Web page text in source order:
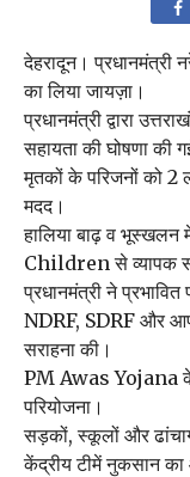
देहरादून। प्रधानमंत्री
का लिया जायज़ा।
प्रधानमंत्री द्वारा
सहायता की घोषणा की
मृतकों के परिजनों को 2
मदद।
हालिया बाढ़ व
Children से व्यापक
प्रधानमंत्री ने
NDRF, SDRF और
सराहना की।
PM Awas Yojana के
परियोजना।
सड़कों, स्कूलों और
केंद्रीय टीमें नुकसान का